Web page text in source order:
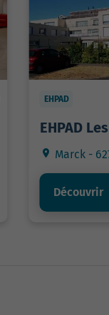
EHPAD
EHPAD
Marck -
Découvrir